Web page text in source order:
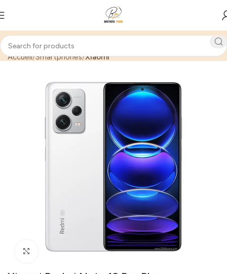
Accueil Smartphones Xiaomi
Click to enlarge